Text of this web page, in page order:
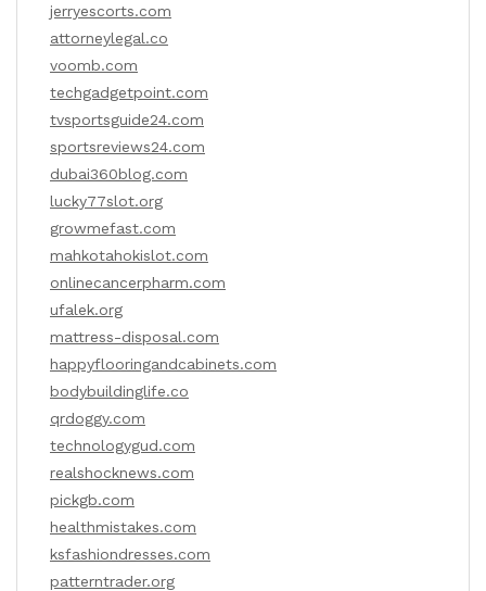
jerryescorts.com
attorneylegal.co
voomb.com
techgadgetpoint.com
tvsportsguide24.com
sportsreviews24.com
dubai360blog.com
lucky77slot.org
growmefast.com
mahkotahokislot.com
onlinecancerpharm.com
ufalek.org
mattress-disposal.com
happyflooringandcabinets.com
bodybuildinglife.co
qrdoggy.com
technologygud.com
realshocknews.com
pickgb.com
healthmistakes.com
ksfashiondresses.com
patterntrader.org